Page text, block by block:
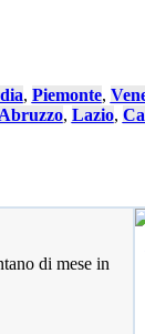
, Piemonte,
Abruzzo, Lazio,
di mese in